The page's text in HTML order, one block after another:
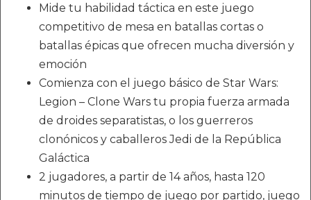
Mide tu habilidad táctica en este juego
competitivo de mesa en batallas cortas o
batallas épicas que ofrecen mucha diversión y
emoción
Comienza con el juego básico de Star Wars:
Legion – Clone Wars tu propia fuerza armada
de droides separatistas, o los guerreros
clonónicos y caballeros Jedi de la República
Galáctica
2 jugadores, a partir de 14 años, hasta 120
minutos de tiempo de juego por partido, juego